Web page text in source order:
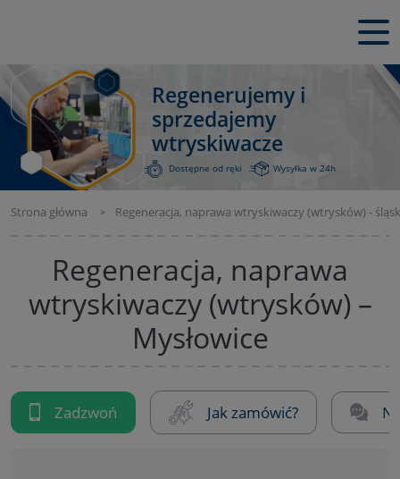
Regenerujemy i
sprzedajemy
wtryskiwacze
Dostępne od ręki Wysyłka w 24h
Strona główna Regeneracja, naprawa wtryskiwaczy (wtrysków) -
Regeneracja, naprawa
wtryskiwaczy (wtrysków) –
Mysłowice
Zadzwoń Jak zamówić?